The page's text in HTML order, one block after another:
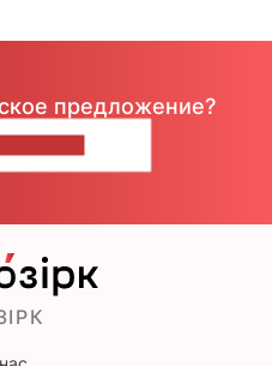
предложение?